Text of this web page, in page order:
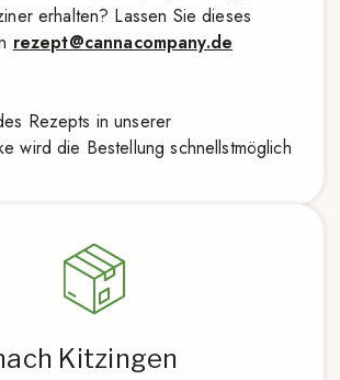
erhalten? Lassen Sie dieses
rezept@cannacompany.de
Rezepts in unserer
wird die Bestellung schnellstmöglich
Kitzingen